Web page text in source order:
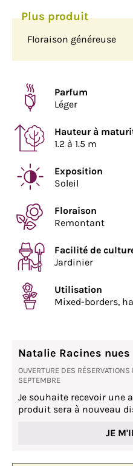
Floraison généreuse
Parfum
Léger
Hauteur à
1.2 à 1.5 m
Exposition
Soleil
Floraison
Remontant
Facilité de
Jardinier
Utilisation
Mixed-borders,
Natalie Racines nues
OUVERTURE DES RÉSERVATIONS
SEPTEMBRE
Je souhaite recevoir une
produit sera à nouveau
JE